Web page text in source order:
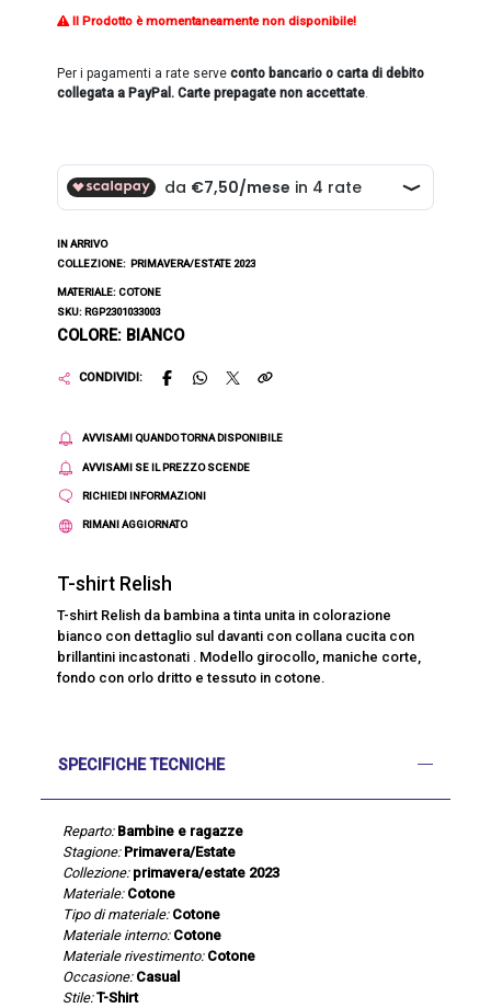
Il Prodotto è momentaneamente non disponibile!
Per i pagamenti a rate serveconto bancario o carta di debito
collegata a PayPal. Carte prepagate non accettate.
IN ARRIVO
COLLEZIONE: PRIMAVERA/ESTATE 2023
MATERIALE: COTONE
SKU: RGP2301033003
COLORE: BIANCO
CONDIVIDI:
AVVISAMI QUANDO TORNA DISPONIBILE
AVVISAMI SE IL PREZZO SCENDE
RICHIEDI INFORMAZIONI
RIMANI AGGIORNATO
T-shirt Relish
T-shirt Relish da bambina a tinta unita in colorazione
bianco con dettaglio sul davanti con collana cucita con
brillantini incastonati . Modello girocollo, maniche corte,
fondo con orlo dritto e tessuto in cotone.
SPECIFICHE TECNICHE
Reparto: Bambine e ragazze
Stagione: Primavera/Estate
Collezione: primavera/estate 2023
Materiale: Cotone
Tipo di materiale: Cotone
Materiale interno: Cotone
Materiale rivestimento: Cotone
Occasione: Casual
Stile: T-Shirt